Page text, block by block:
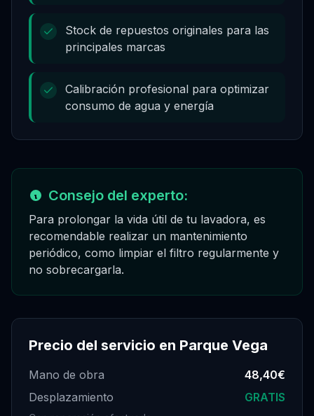
Stock de repuestos originales para las
principales marcas
Calibración profesional para optimizar
consumo de agua y energía
Consejo del experto:
Para prolongar la vida útil de tu lavadora, es
recomendable realizar un mantenimiento
periódico, como limpiar el filtro regularmente y
no sobrecargarla.
Precio del servicio en Parque Vega
Mano de obra
48,40€
Desplazamiento
GRATIS